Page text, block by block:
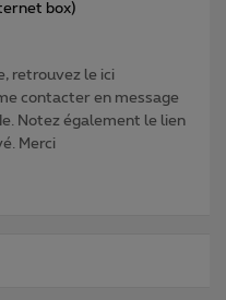
box)
retrouvez le ici
contacter en message
Notez également le lien
Merci